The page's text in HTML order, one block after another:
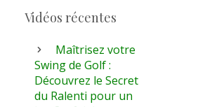
Vidéos récentes
Maîtrisez votre
Swing de Golf :
Découvrez le Secret
du Ralenti pour un